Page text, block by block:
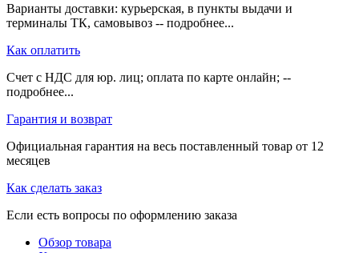
Варианты доставки: курьерская, в пункты выдачи и
терминалы ТК, самовывоз -- подробнее...
Как оплатить
Счет с НДС для юр. лиц; оплата по карте онлайн; --
подробнее...
Гарантия и возврат
Официальная гарантия на весь поставленный товар от 12
месяцев
Как сделать заказ
Если есть вопросы по оформлению заказа
Обзор товара